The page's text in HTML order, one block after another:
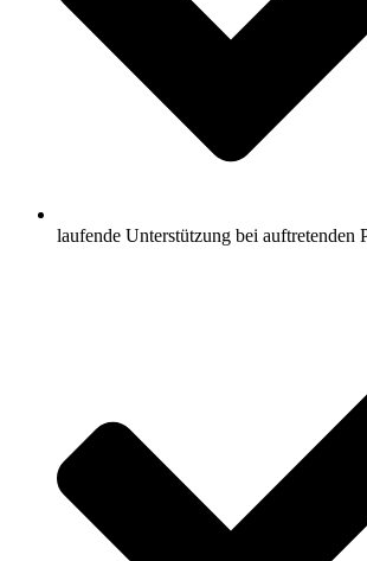
laufende Unterstützung bei auftretenden